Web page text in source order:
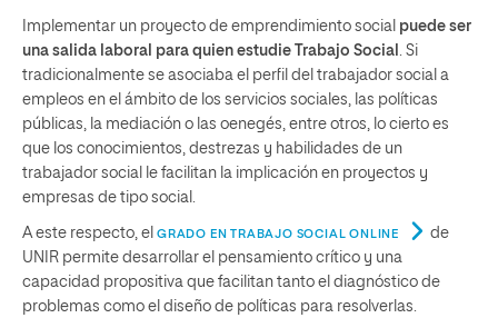
Implementar un proyecto de emprendimiento social puede ser
una salida laboral para quien estudie Trabajo Social
. Si
tradicionalmente se asociaba el perfil del trabajador social a
empleos en el ámbito de los servicios sociales, las políticas
públicas, la mediación o las oenegés, entre otros, lo cierto es
que los conocimientos, destrezas y habilidades de un
trabajador social le facilitan la implicación en proyectos y
empresas de tipo social.
A este respecto, el GRADO EN TRABAJO SOCIAL ONLINE
de
UNIR permite desarrollar el pensamiento crítico y una
capacidad propositiva que facilitan tanto el diagnóstico de
problemas como el diseño de políticas para resolverlas.